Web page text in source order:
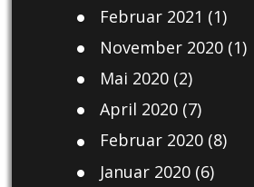
Februar 2021 (1)
November 2020(1)
Mai 2020(2)
April 2020(7)
Februar 2020(8)
Januar 2020(6)